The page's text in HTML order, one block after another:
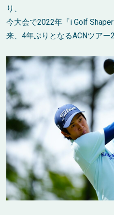
り、
今大会で2022年『i Golf
来、4年ぶりとなるACNツアー